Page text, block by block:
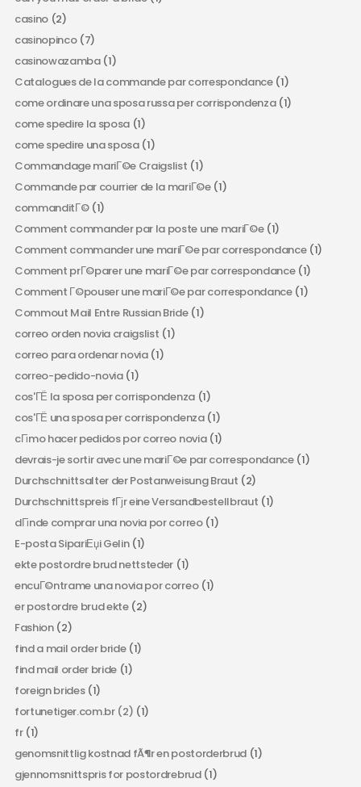
casino(2)
casinopinco(7)
casinowazamba(1)
Catalogues de la commande par correspondance(1)
come ordinare una sposa russa per corrispondenza(1)
come spedire la sposa (1)
come spedire una sposa(1)
Commandage mariГ©e Craigslist (1)
Commande par courrier de la mariГ©e(1)
commanditГ©(1)
Comment commander par la poste une mariГ©e(1)
Comment commander une mariГ©e par correspondance(1)
Comment prГ©parer une mariГ©e par correspondance(1)
Comment Г©pouser une mariГ©e par correspondance(1)
Commout Mail Entre Russian Bride(1)
correo orden novia craigslist (1)
correo para ordenar novia(1)
correo-pedido-novia(1)
cos'ГЁ la sposa per corrispondenza(1)
cos'ГЁ una sposa per corrispondenza(1)
cГіmo hacer pedidos por correo novia(1)
devrais-je sortir avec une mariГ©e par correspondance(1)
Durchschnittsalter der Postanweisung Braut (2)
Durchschnittspreis fГјr eine Versandbestellbraut (1)
dГіnde comprar una novia por correo(1)
E-posta SipariЕџi Gelin(1)
ekte postordre brud nettsteder (1)
encuГ©ntrame una novia por correo(1)
er postordre brud ekte(2)
Fashion(2)
find a mail order bride(1)
find mail order bride (1)
foreign brides(1)
fortunetiger.com.br (2) (1)
fr(1)
genomsnittlig kostnad fÃ¶r en postorderbrud(1)
gjennomsnittspris for postordrebrud(1)